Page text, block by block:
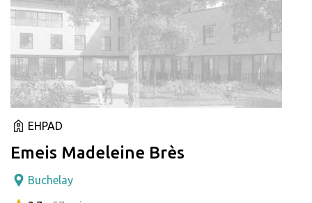
EHPAD
Emeis Madeleine Brès
Buchelay